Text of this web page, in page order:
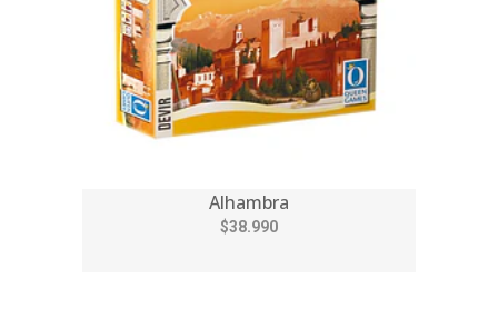
Alhambra
$38.990